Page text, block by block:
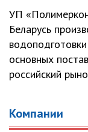
УП
Беларусь
основных
российский
Компании